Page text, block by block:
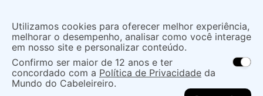
localização
As ofertas e opções de entrega variam de
acordo com a região.Não sei meu CEP
CONTINUAR
O que você procura?
Acessórios Acessorios Cabelo
Pentes
Utilizamos cookies para oferecer melhor experiência,
melhorar o desempenho, analisar como você interage
em nosso site e personalizar conteúdo.
Confirmo ser maior de 12 anos e ter
concordado com a Política de Privacidade da
Mundo do Cabeleireiro.